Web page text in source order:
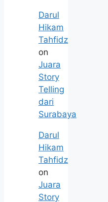
Darul
Hikam
Tahfidz
on
Juara
Story
Telling
dari
Surabaya
Darul
Hikam
Tahfidz
on
Juara
Story